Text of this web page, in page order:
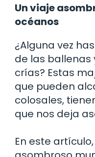
Un viaje
océanos
¿Alguna vez
de las ballenas
crías? Estas
que pueden
colosales,
que nos deja
En este